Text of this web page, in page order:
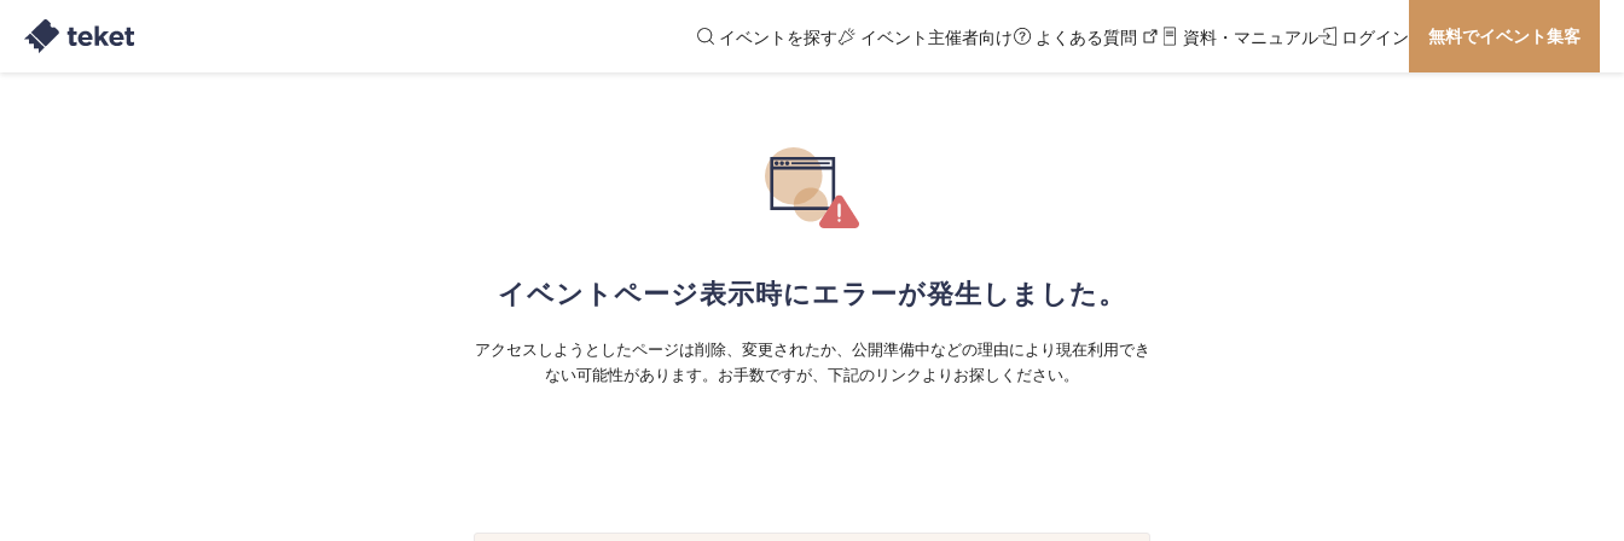
イベントを探す イベント主催者向け よくある質問 資料・マニュアル ログイン 無料でイベント集客
イベントページ表示時にエラーが発生しました。
アクセスしようとしたページは削除、変更されたか、公開準備中などの理由により現在利用でき
ない可能性があります。お手数ですが、下記のリンクよりお探しください。